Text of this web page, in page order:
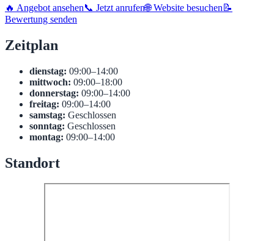
🔥 Angebot ansehen📞 Jetzt anrufen🌐 Website besuchen 📝
Bewertung senden
Zeitplan
dienstag: 09:00–14:00
mittwoch: 09:00–18:00
donnerstag: 09:00–14:00
freitag: 09:00–14:00
samstag: Geschlossen
sonntag: Geschlossen
montag: 09:00–14:00
Standort